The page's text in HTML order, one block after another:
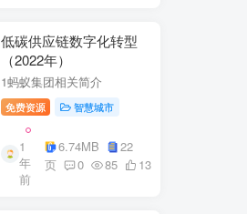
低碳供应链数字化转型
（2022年）
1蚂蚁集团相关简介
免费资源 智慧城市
1
年
前
6.74MB
22
页
0 85 13